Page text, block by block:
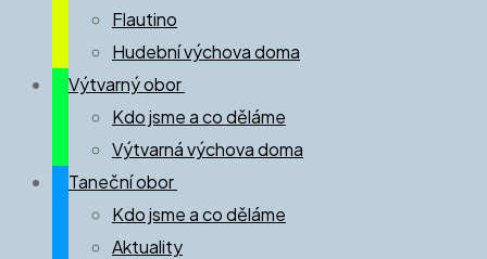
Flautino
Hudební výchova doma
Výtvarný obor
Kdo jsme a co děláme
Výtvarná výchova doma
Taneční obor
Kdo jsme a co děláme
Aktuality